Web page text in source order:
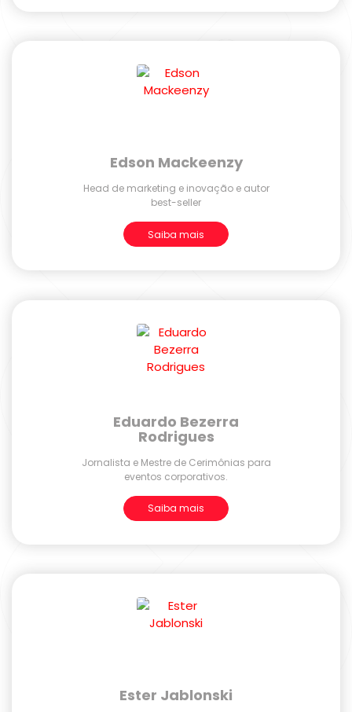
Edson Mackeenzy
Head de marketing e inovação e autor
best-seller
Saiba mais
Eduardo Bezerra
Rodrigues
Jornalista e Mestre de Cerimônias para
eventos corporativos.
Saiba mais
Ester Jablonski